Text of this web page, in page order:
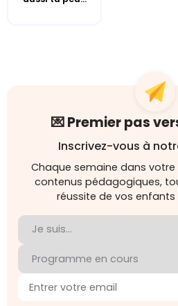
💌 Premier pas
Inscrivez-vous à
Chaque semaine dans
contenus pédagogiques,
réussite de vos enfants